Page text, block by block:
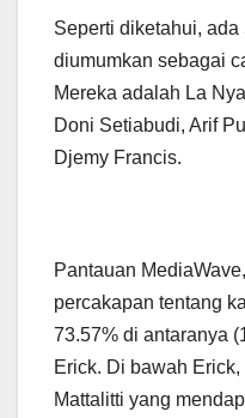
Seperti diketahui,
diumumkan sebagai
Mereka adalah La
Doni Setiabudi, Arif
Djemy Francis.
Pantauan
percakapan tentang
73.57% di antaranya
Erick. Di bawah
Mattalitti yang